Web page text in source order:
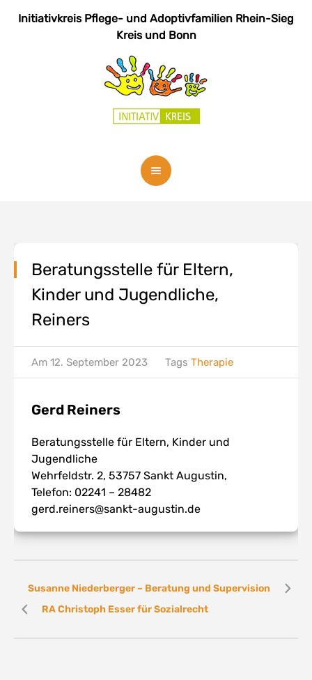
Initiativkreis Pflege- und Adoptivfamilien Rhein-Sieg
Kreis und Bonn
Beratungsstelle für Eltern,
Kinder und Jugendliche,
Reiners
Am 12. September 2023 Tags Therapie
Gerd Reiners
Beratungsstelle für Eltern, Kinder und
Jugendliche
Wehrfeldstr. 2, 53757 Sankt Augustin,
Telefon: 02241 – 28482
gerd.reiners@sankt-augustin.de
Susanne Niederberger – Beratung und Supervision
RA Christoph Esser für Sozialrecht